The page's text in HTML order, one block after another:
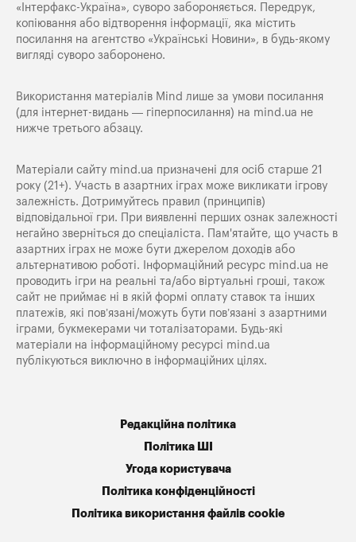
«Iнтерфакс-Україна», суворо забороняється. Передрук,
копіювання або відтворення інформації, яка містить
посилання на агентство «Українські Новини», в будь-якому
вигляді суворо заборонено.
Використання матеріалів Mind лише за умови посилання
(для інтернет-видань — гіперпосилання) на mind.ua не
нижче третього абзацу.
Матеріали сайту mind.ua призначені для осіб старше 21
року (21+). Участь в азартних іграх може викликати ігрову
залежність. Дотримуйтесь правил (принципів)
відповідальної гри. При виявленні перших ознак залежності
негайно зверніться до спеціаліста. Пам'ятайте, що участь в
азартних іграх не може бути джерелом доходів або
альтернативою роботі. Інформаційний ресурс mind.ua не
проводить ігри на реальні та/або віртуальні гроші, також
сайт не приймає ні в якій формі оплату ставок та інших
платежів, які пов’язані/можуть бути пов’язані з азартними
іграми, букмекерами чи тоталізаторами. Будь-які
матеріали на інформаційному ресурсі mind.ua
публікуються виключно в інформаційних цілях.
Редакційна політика
Політика ШІ
Угода користувача
Політика конфіденційності
Політика використання файлів cookie